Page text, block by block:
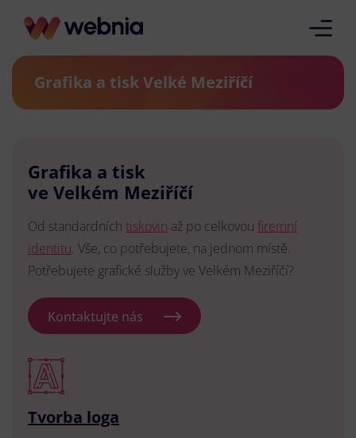
Grafika a tisk Velké Meziříčí
Grafika a tisk
ve Velkém Meziříčí
Od standardních tiskovin až po celkovou firemní
identitu. Vše, co potřebujete, na jednom místě.
Potřebujete grafické služby ve Velkém Meziříčí?
Kontaktujte nás
Tvorba loga